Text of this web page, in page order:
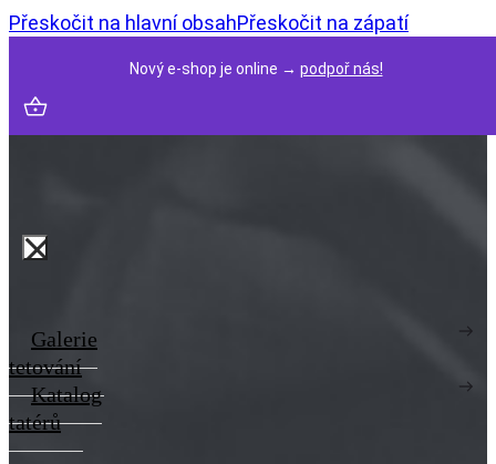
Přeskočit na hlavní obsahPřeskočit na zápatí
Nový e-shop je online → podpoř nás!
Galerie
tetování
Katalog
tatérů